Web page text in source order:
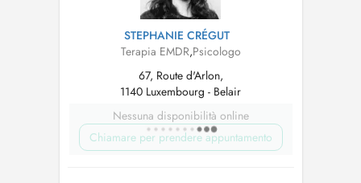
STEPHANIE CRÉGUT
Terapia EMDR,Psicologo
67, Route d'Arlon,
1140 Luxembourg - Belair
Nessuna disponibilità online
Chiamare per prendere appuntamento